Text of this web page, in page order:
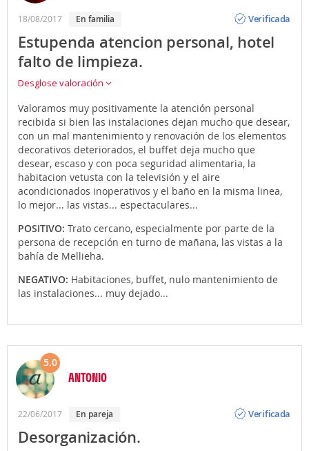
18/08/2017 en familia
Verificada
Estupenda atencion personal, hotel
falto de limpieza.
Desglose valoración
Valoramos muy positivamente la atención personal
recibida si bien las instalaciones dejan mucho que desear,
con un mal mantenimiento y renovación de los elementos
decorativos deteriorados, el buffet deja mucho que
desear, escaso y con poca seguridad alimentaria, la
habitacion vetusta con la televisión y el aire
acondicionados inoperativos y el baño en la misma linea,
lo mejor... las vistas... espectaculares...
POSITIVO: Trato cercano, especialmente por parte de la
persona de recepción en turno de mañana, las vistas a la
bahía de Mellieha.
NEGATIVO: Habitaciones, buffet, nulo mantenimiento de
las instalaciones... muy dejado...
5.0
ANTONIO
22/06/2017 en pareja
Verificada
Desorganización.